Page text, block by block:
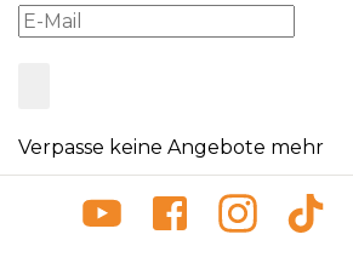
Verpasse keine Angebote mehr